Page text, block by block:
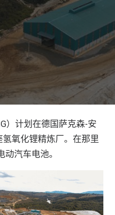
）计划在德国萨克森-安
氧化锂精炼厂。在那里
汽车电池。